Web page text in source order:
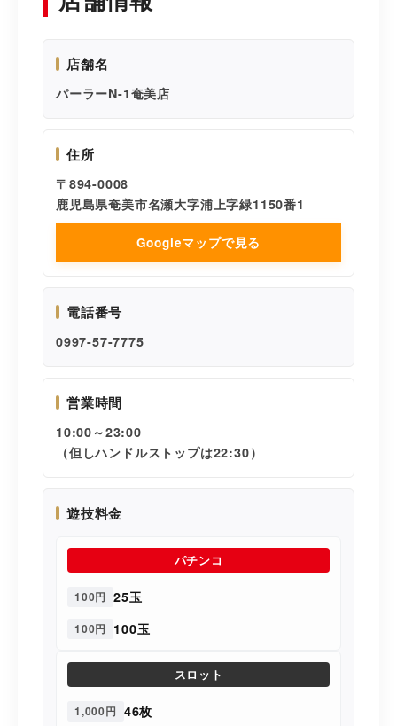
店舗名
パーラーN-1奄美店
住所
〒894-0008
鹿児島県奄美市名瀬大字浦上字緑1150番1
Googleマップで見る
電話番号
0997-57-7775
営業時間
10:00～23:00
（但しハンドルストップは22:30）
遊技料金
パチンコ
100円 25玉
100円 100玉
スロット
1,000円 46枚